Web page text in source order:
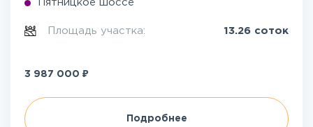
Пятницкое шоссе
Площадь участка: 13.26 соток
3 987 000 ₽
Подробнее